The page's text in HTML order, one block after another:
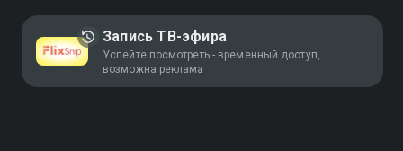
Запись ТВ-эфира
Успейте посмотреть - временный доступ,
возможна реклама